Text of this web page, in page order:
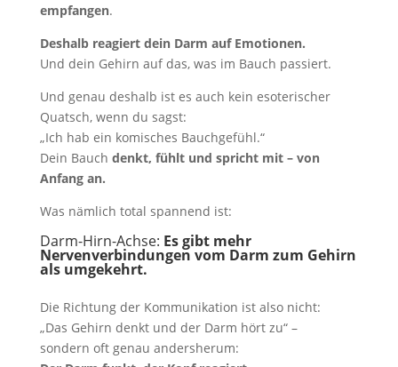
empfangen.
Deshalb reagiert dein Darm auf Emotionen.
Und dein Gehirn auf das, was im Bauch passiert.
Und genau deshalb ist es auch kein esoterischer
Quatsch, wenn du sagst:
„Ich hab ein komisches Bauchgefühl.“
Dein Bauch denkt, fühlt und spricht mit – von
Anfang an.
Was nämlich total spannend ist:
Darm-Hirn-Achse: Es gibt mehr
Nervenverbindungen vom Darm zum Gehirn
als umgekehrt.
Die Richtung der Kommunikation ist also nicht:
„Das Gehirn denkt und der Darm hört zu“ –
sondern oft genau andersherum: